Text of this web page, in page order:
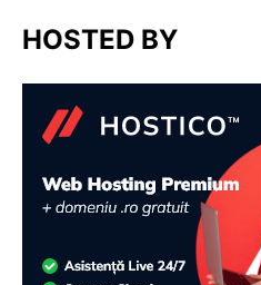
HOSTED BY